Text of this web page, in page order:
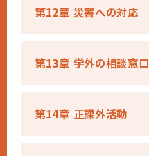
第12章 災害への対応
第13章 学外の相談窓口
第14章 正課外活動